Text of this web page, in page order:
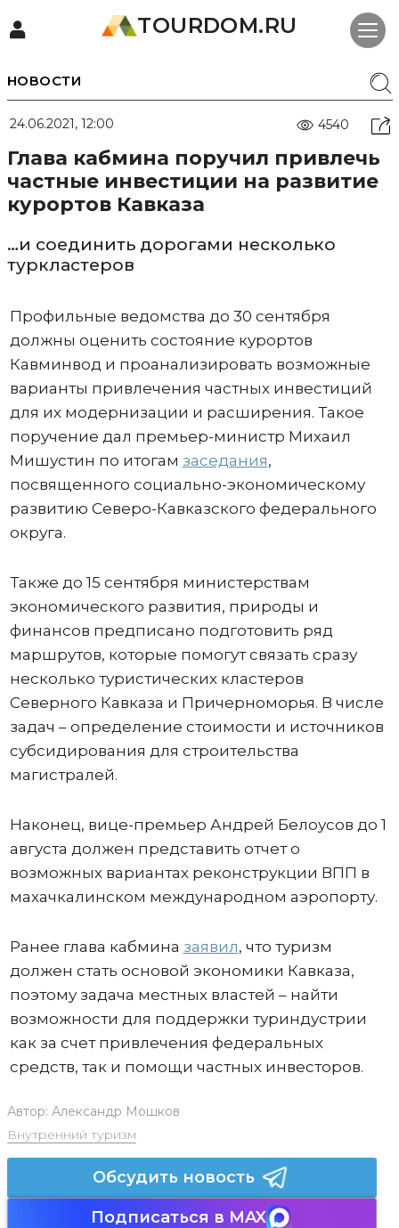
TOURDOM.RU
НОВОСТИ
24.06.2021, 12:00 4540
Глава кабмина поручил привлечь
частные инвестиции на развитие
курортов Кавказа
…и соединить дорогами несколько
туркластеров
Профильные ведомства до 30 сентября
должны оценить состояние курортов
Кавминвод и проанализировать возможные
варианты привлечения частных инвестиций
для их модернизации и расширения. Такое
поручение дал премьер-министр Михаил
Мишустин по итогам заседания,
посвященного социально-экономическому
развитию Северо-Кавказского федерального
округа.
Также до 15 сентября министерствам
экономического развития, природы и
финансов предписано подготовить ряд
маршрутов, которые помогут связать сразу
несколько туристических кластеров
Северного Кавказа и Причерноморья. В числе
задач – определение стоимости и источников
субсидирования для строительства
магистралей.
Наконец, вице-премьер Андрей Белоусов до 1
августа должен представить отчет о
возможных вариантах реконструкции ВПП в
махачкалинском международном аэропорту.
Ранее глава кабмина заявил, что туризм
должен стать основой экономики Кавказа,
поэтому задача местных властей – найти
возможности для поддержки туриндустрии
как за счет привлечения федеральных
средств, так и помощи частных инвесторов.
Автор: Александр Мошков
Внутренний туризм
Обсудить новость
Подписаться в MAX